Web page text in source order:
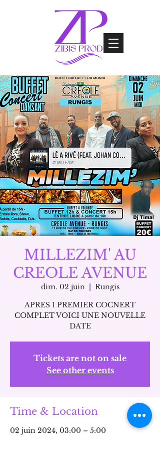
MILLEZIM' AU
CREOLE AVENUE
dim. 02 juin
  |
Rungis
APRES 1 PREMIER COCNERT
COMPLET VOICI UNE NOUVELLE
DATE
Tickets are not on sale
See other events
Time & Location
02 juin 2024, 03:00 – 5:00